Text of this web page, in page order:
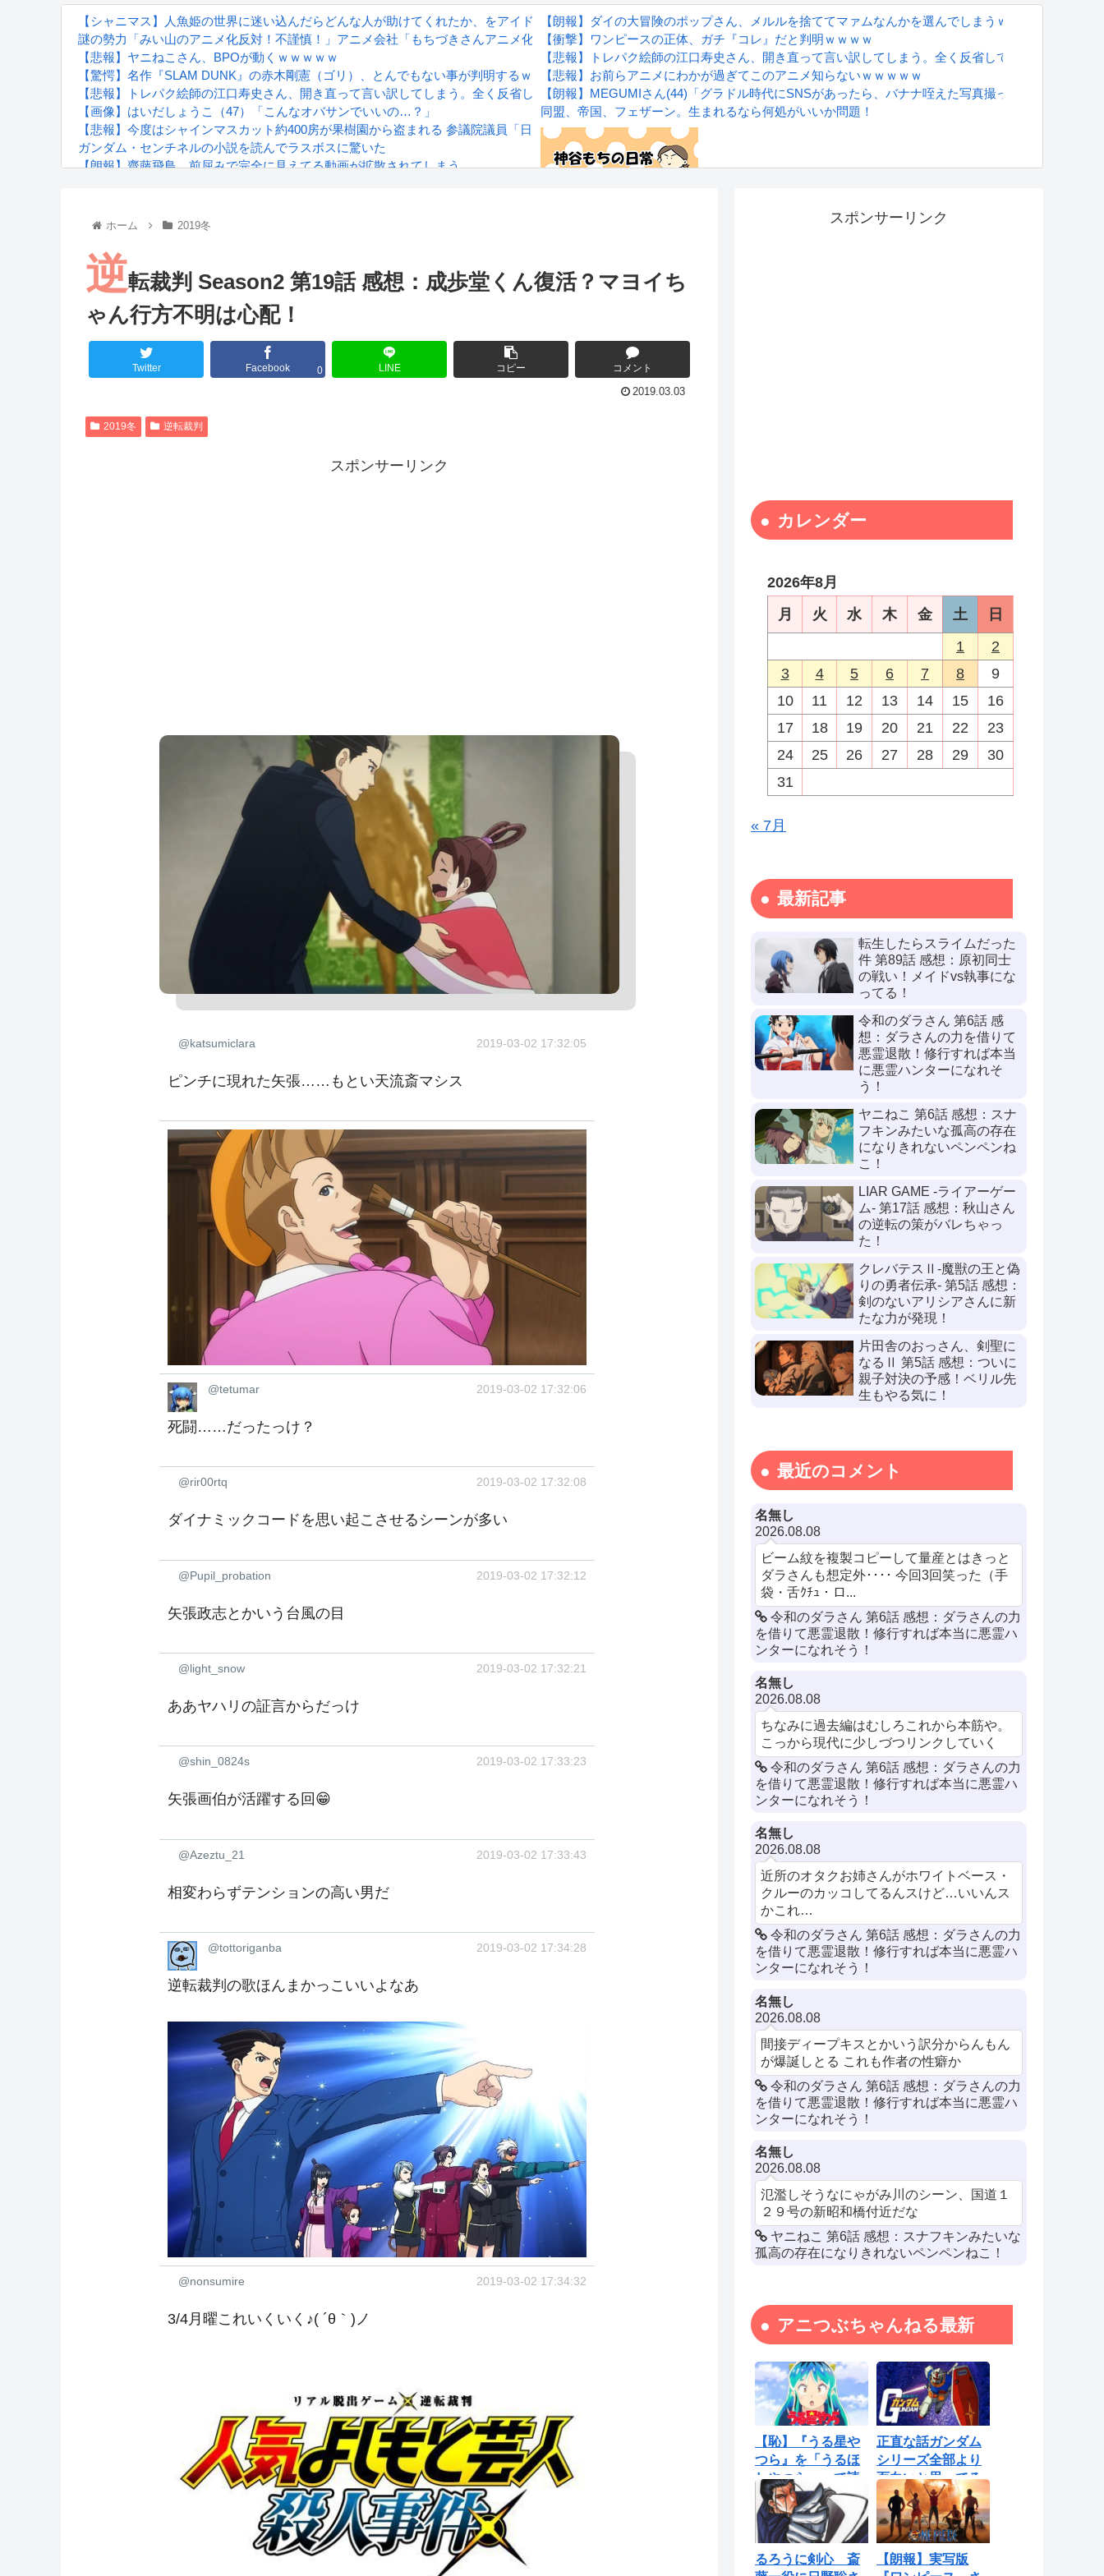
【シャニマス】人魚姫の世界に迷い込んだらどんな人が助けてくれたか、をアイドルの誕生日で見たら
謎の勢力「みい山のアニメ化反対！不謹慎！」アニメ会社「もちづきさんアニメ化！」謎の勢力「……」←これ
【悲報】ヤニねこさん、BPOが動くｗｗｗｗｗ
【驚愕】名作『SLAM DUNK』の赤木剛憲（ゴリ）、とんでもない事が判明するｗｗｗｗもしかして赤木剛憲（ゴリ）は…怖すぎる…
【悲報】トレパク絵師の江口寿史さん、開き直って言い訳してしまう。全く反省してないと話題に
【画像】はいだしょうこ（47）「こんなオバサンでいいの…？」
【悲報】今度はシャインマスカット約400房が果樹園から盗まれる 参議院議員「日本人ではないと思う」
ガンダム・センチネルの小説を読んでラスボスに驚いた
【朗報】齋藤飛鳥、前屈みで完全に見えてる動画が拡散されてしまう…
るろうに剣心 -明治剣客浪漫譚- 京都動乱 第33話の感想
Powered by livedoor 相互RSS
【朗報】ダイの大冒険のポップさん、メルルを捨ててマァムなんかを選んでしまうｗｗｗ
【衝撃】ワンピースの正体、ガチ『コレ』だと判明ｗｗｗｗ
【悲報】トレパク絵師の江口寿史さん、開き直って言い訳してしまう。全く反省してないと話題に
【悲報】お前らアニメにわかが過ぎてこのアニメ知らないｗｗｗｗｗ
【朗報】MEGUMIさん(44)「グラドル時代にSNSがあったら、バナナ咥えた写真撮ってたと思う」
同盟、帝国、フェザーン。生まれるなら何処がいいか問題！
ホーム 2019冬
逆転裁判 Season2 第19話 感想：成歩堂くん復活？マヨイち
ゃん行方不明は心配！
Twitter Facebook 0 LINE コピー コメント
2019.03.03
2019冬 逆転裁判
スポンサーリンク
@katsumiclara 2019-03-02 17:32:05
ピンチに現れた矢張……もとい天流斎マシス
@tetumar 2019-03-02 17:32:06
死闘……だったっけ？
@rir00rtq 2019-03-02 17:32:08
ダイナミックコードを思い起こさせるシーンが多い
@Pupil_probation 2019-03-02 17:32:12
矢張政志とかいう台風の目
@light_snow 2019-03-02 17:32:21
ああヤハリの証言からだっけ
@shin_0824s 2019-03-02 17:33:23
矢張画伯が活躍する回😁
@Azeztu_21 2019-03-02 17:33:43
相変わらずテンションの高い男だ
@tottoriganba 2019-03-02 17:34:28
逆転裁判の歌ほんまかっこいいよなあ
@nonsumire 2019-03-02 17:34:32
3/4月曜これいくいく♪( ´θ｀)ノ
スポンサーリンク
カレンダー
2026年8月
月
火 水 木 金 土
日
1
2
3
4 5 6 7 8
9
10
11 12 13 14 15
16
17
18 19 20 21 22
23
24
25 26 27 28 29
30
31
« 7月
最新記事
転生したらスライムだった
件 第89話 感想：原初同士
の戦い！メイドvs執事にな
ってる！
令和のダラさん 第6話 感
想：ダラさんの力を借りて
悪霊退散！修行すれば本当
に悪霊ハンターになれそ
う！
ヤニねこ 第6話 感想：スナ
フキンみたいな孤高の存在
になりきれないペンペンね
こ！
LIAR GAME -ライアーゲー
ム- 第17話 感想：秋山さん
の逆転の策がバレちゃっ
た！
クレバテスⅡ-魔獣の王と偽
りの勇者伝承- 第5話 感想：
剣のないアリシアさんに新
たな力が発現！
片田舎のおっさん、剣聖に
なるⅡ 第5話 感想：ついに
親子対決の予感！ベリル先
生もやる気に！
最近のコメント
名無し
2026.08.08
ビーム紋を複製コピーして量産とはきっと
ダラさんも想定外････ 今回3回笑った（手
袋・舌ｸﾁｭ・ロ...
令和のダラさん 第6話 感想：ダラさんの力
を借りて悪霊退散！修行すれば本当に悪霊ハ
ンターになれそう！
名無し
2026.08.08
ちなみに過去編はむしろこれから本筋や。
こっから現代に少しづつリンクしていく
令和のダラさん 第6話 感想：ダラさんの力
を借りて悪霊退散！修行すれば本当に悪霊ハ
ンターになれそう！
名無し
2026.08.08
近所のオタクお姉さんがホワイトベース・
クルーのカッコしてるんスけど…いいんス
かこれ…
令和のダラさん 第6話 感想：ダラさんの力
を借りて悪霊退散！修行すれば本当に悪霊ハ
ンターになれそう！
名無し
2026.08.08
間接ディープキスとかいう訳分からんもん
が爆誕しとる これも作者の性癖か
令和のダラさん 第6話 感想：ダラさんの力
を借りて悪霊退散！修行すれば本当に悪霊ハ
ンターになれそう！
名無し
2026.08.08
氾濫しそうなにゃがみ川のシーン、国道１
２９号の新昭和橋付近だな
ヤニねこ 第6話 感想：スナフキンみたいな
孤高の存在になりきれないペンペンねこ！
アニつぶちゃんねる最新
【恥】『うる星や
つら』を「うるほ
しやつら」って読
んでたわ…勘...
正直な話ガンダム
シリーズ全部より
面白いと思ってる
ロボットアニ...
るろうに剣心 斎
【朗報】実写版